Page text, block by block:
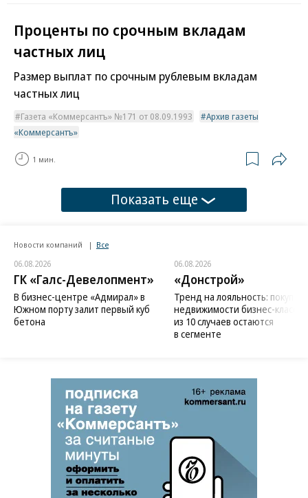
Проценты по срочным вкладам
частных лиц
Размер выплат по срочным рублевым вкладам
частных лиц
Газета «Коммерсантъ» №171 от 08.09.1993
Архив газеты
«Коммерсантъ»
1 мин.
Показать еще
Новости компаний Все
06.08.2026
ГК «Галс-Девелопмент»
В бизнес-центре «Адмирал» в
Южном порту залит первый куб
бетона
06.08.2026
«Донстрой»
Тренд на лояльность:
недвижимости бизнес-класса
из 10 случаев остаются
в сегменте